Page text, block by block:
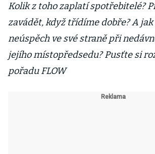
Kolik z toho zaplatí spotřebitelé?
zavádět, když třídíme dobře? A
neúspěch ve své straně při
jejího místopředsedu? Pusťte si
pořadu FLOW